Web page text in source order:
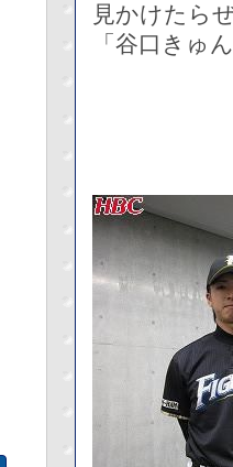
見かけたら
「谷口きゅ